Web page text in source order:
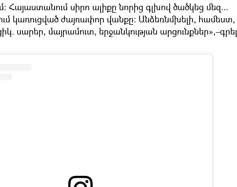
Հայաստանում սիրո ալիքը նորից գլխով ծածկեց մեզ...
կառուցված ժայռափոր վանքը։ Անձեռնմխելի, համեստ,
սարեր, մայրամուտ, երջանկության արցունքներ»,–գրել